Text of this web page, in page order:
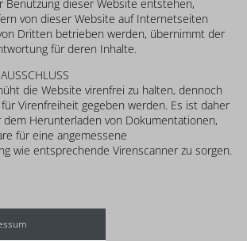
Benutzung dieser Website entstehen,
von dieser Website auf Internetseiten
Dritten betrieben werden, übernimmt der
für deren Inhalte.
die Website virenfrei zu halten, dennoch
Virenfreiheit gegeben werden. Es ist daher
Herunterladen von Dokumentationen,
für eine angemessene
wie entsprechende Virenscanner zu sorgen.